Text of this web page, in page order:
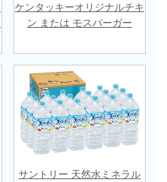
ケンタッキーオリジナルチキ
ン または モスバーガー
サントリー 天然水ミネラル